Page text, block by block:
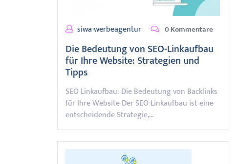
siwa-werbeagentur 0 Kommentare
Die Bedeutung von SEO-Linkaufbau
für Ihre Website: Strategien und
Tipps
SEO Linkaufbau: Die Bedeutung von Backlinks
für Ihre Website Der SEO-Linkaufbau ist eine
entscheidende Strategie,…